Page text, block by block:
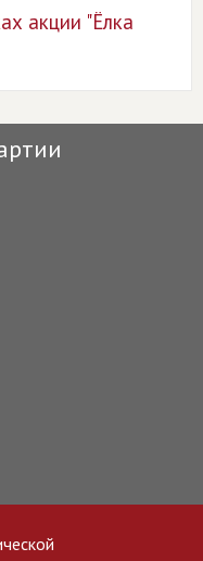
акции "Ёлка